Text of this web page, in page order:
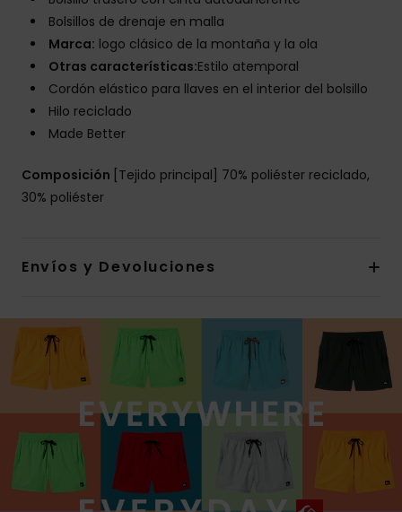
Bolsillos de drenaje en malla
Marca: logo clásico de la montaña y la ola
Otras características:Estilo atemporal
Cordón elástico para llaves en el interior del bolsillo
Hilo reciclado
Made Better
Composición [Tejido principal] 70% poliéster reciclado,
30% poliéster
Envíos y Devoluciones